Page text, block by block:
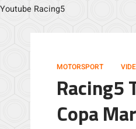
Youtube Racing5
MOTORSPORT
Racing5
Copa